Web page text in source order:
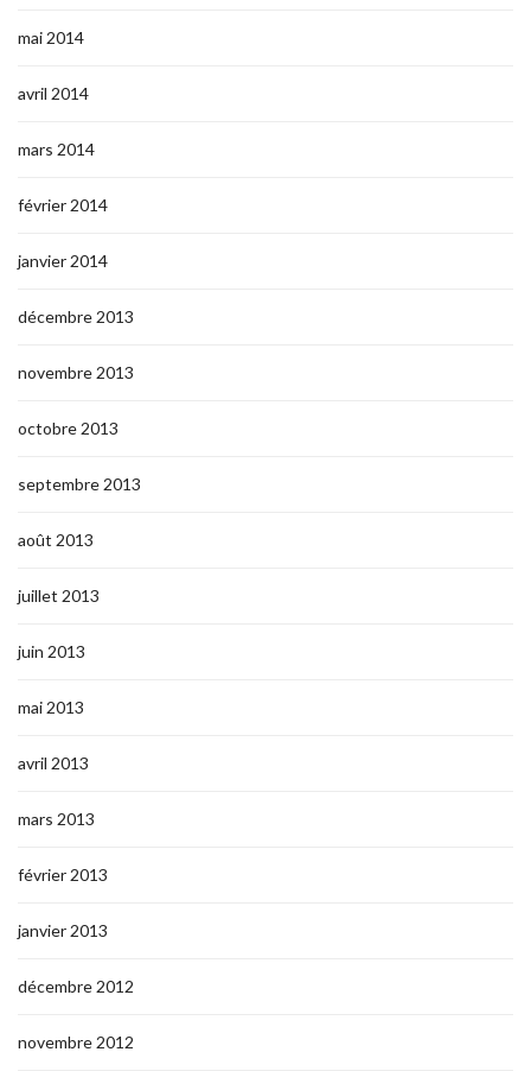
mai 2014
avril 2014
mars 2014
février 2014
janvier 2014
décembre 2013
novembre 2013
octobre 2013
septembre 2013
août 2013
juillet 2013
juin 2013
mai 2013
avril 2013
mars 2013
février 2013
janvier 2013
décembre 2012
novembre 2012